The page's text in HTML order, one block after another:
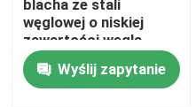
blacha ze stali
węglowej o niskiej
zawartości węgla
zapewniająca trwałą
powłokę i atrakcyjne
wykończenie do
Wyślij zapytanie